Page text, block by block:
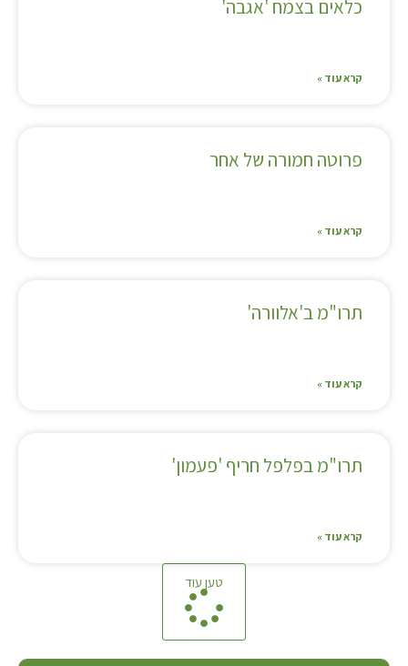
כלאים בצמח 'אגבה'
קרא עוד »
פרוטה חמורה של אחר
קרא עוד »
תרו"מ ב'אלוורה'
קרא עוד »
תרו"מ בפלפל חריף 'פעמון'
קרא עוד »
טען עוד